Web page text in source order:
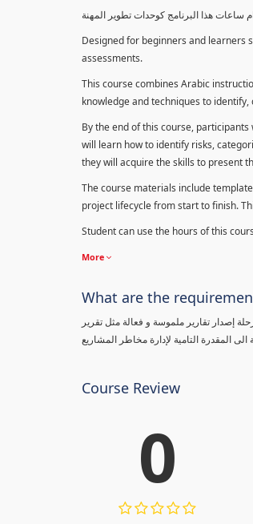
Designed for beginners and learners
assessments.
This course combines Arabic
knowledge and techniques to
By the end of this course,
will learn how to identify risks,
they will acquire the skills to present
The course materials include
project lifecycle from start to finish.
Student can use the hours of this
More
What are the
إصدار تقارير ملموسة و فعالة مثل تقرير
Course Review
0